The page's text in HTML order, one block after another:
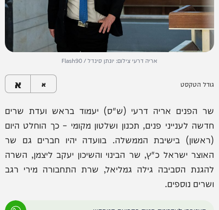
אריה דרעי צילום: יונתן סינדל / Flash90
גודל הטקסט א א
שר הפנים אריה דרעי (ש"ס) יעמוד בראש ועדת שרים
חדשה לענייני פנים, תכנון ושלטון מקומי – כך הוחלט היום
(ראשון) בישיבת הממשלה. בוועדה יהיו חברים גם שר
האוצר ישראל כ"ץ, שר הבינוי והשיכון יעקב ליצמן, השרה
להגנת הסביבה גילה גמליאל, שרת התחבורה מירי רגב
ושרים נוספים.